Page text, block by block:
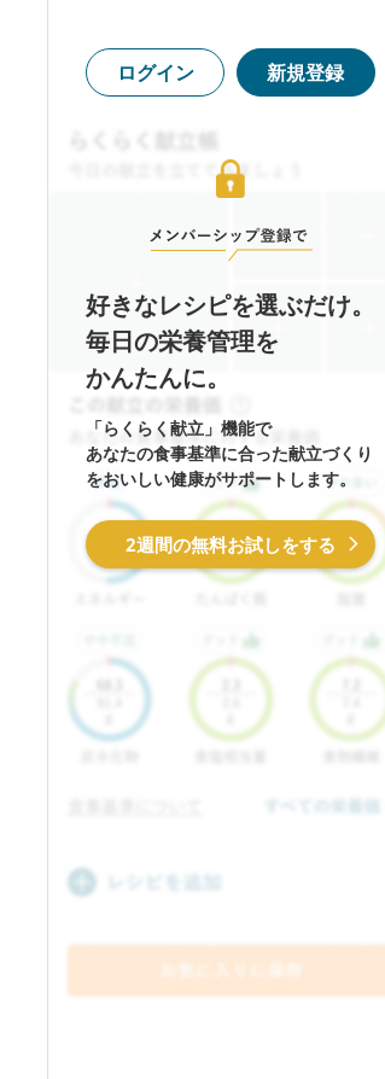
ログイン 新規登録
好きなレシピを選ぶだけ。
毎日の栄養管理を
かんたんに。
「らくらく献立」機能で
あなたの食事基準に合った献立づくり
をおいしい健康がサポートします。
2週間の無料お試しをする